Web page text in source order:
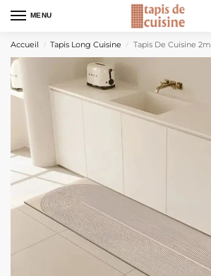
MENU
Accueil / Tapis Long Cuisine / Tapis De Cuisine 2m